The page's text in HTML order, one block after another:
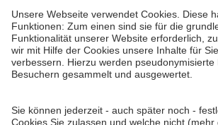
90429 Nürnberg
Telefon: 0911 283-4646
Kontaktformulare
FAQ
KundenCenter